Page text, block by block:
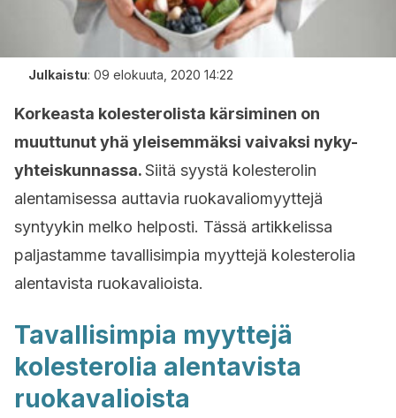
Julkaistu: 09 elokuuta, 2020 14:22
Korkeasta kolesterolista kärsiminen on
muuttunut yhä yleisemmäksi vaivaksi nyky-
yhteiskunnassa.Siitä syystä kolesterolin
alentamisessa auttavia ruokavaliomyyttejä
syntyykin melko helposti. Tässä artikkelissa
paljastamme tavallisimpia myyttejä kolesterolia
alentavista ruokavalioista.
Tavallisimpia myyttejä
kolesterolia alentavista
ruokavalioista